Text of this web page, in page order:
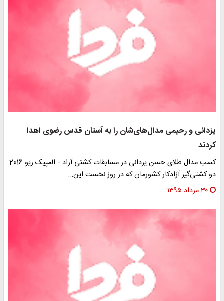
یزدانی و رحیمی مدال‌های‌شان را به آستان قدس رضوی اهدا
کردند
کسب مدال طلای حسن یزدانی در مسابقات کشتی آزاد - المپیک ریو 2016
دو کشتی‌گیر آزادکار کشورمان که در روز نخست این…
۳۰ مرداد ۱۳۹۵